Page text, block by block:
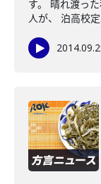
す。 晴れ渡っ
人が、 泊高校定